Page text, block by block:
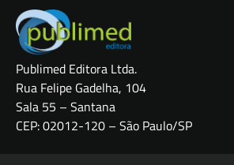
Publimed Editora Ltda.
Rua Felipe Gadelha, 104
Sala 55 – Santana
CEP: 02012-120 – São Paulo/SP